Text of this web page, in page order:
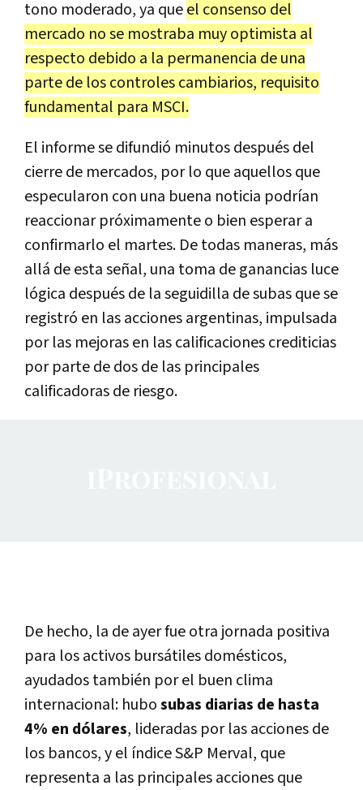
tono moderado, ya queel consenso del
mercado no se mostraba muy optimista al
respecto debido a la permanencia de una
parte de los controles cambiarios, requisito
fundamental para MSCI.
El informe se difundió minutos después del
cierre de mercados, por lo que aquellos que
especularon con una buena noticia podrían
reaccionar próximamente o bien esperar a
confirmarlo el martes. De todas maneras, más
allá de esta señal, una toma de ganancias luce
lógica después de la seguidilla de subas que se
registró en las acciones argentinas, impulsada
por las mejoras en las calificaciones crediticias
por parte de dos de las principales
calificadoras de riesgo.
De hecho, la de ayer fue otra jornada positiva
para los activos bursátiles domésticos,
ayudados también por el buen clima
internacional: hubosubas diarias de hasta
4% en dólares, lideradas por las acciones de
los bancos, y el índice S&P Merval, que
representa a las principales acciones que